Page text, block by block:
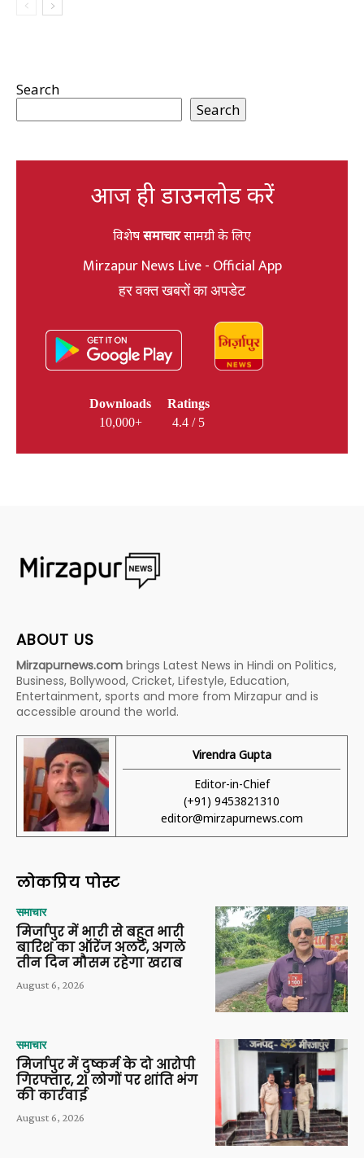
Search
Search
आज ही डाउनलोड करें
विशेषसमाचारसामग्री के लिए
Mirzapur News Live - Official App
हर वक्त खबरों का अपडेट
Downloads
10,000+
Ratings
4.4 / 5
ABOUT US
Mirzapurnews.com brings Latest News in Hindi on Politics,
Business, Bollywood, Cricket, Lifestyle, Education,
Entertainment, sports and more from Mirzapur and is
accessible around the world.
Virendra Gupta
Editor-in-Chief
(+91) 9453821310
editor@mirzapurnews.com
लोकप्रिय पोस्ट
समाचार
मिर्जापुर में भारी से बहुत भारी
बारिश का ऑरेंज अलर्ट, अगले
तीन दिन मौसम रहेगा खराब
August 6, 2026
समाचार
मिर्जापुर में दुष्कर्म के दो आरोपी
गिरफ्तार, 21 लोगों पर शांति भंग
की कार्रवाई
August 6, 2026